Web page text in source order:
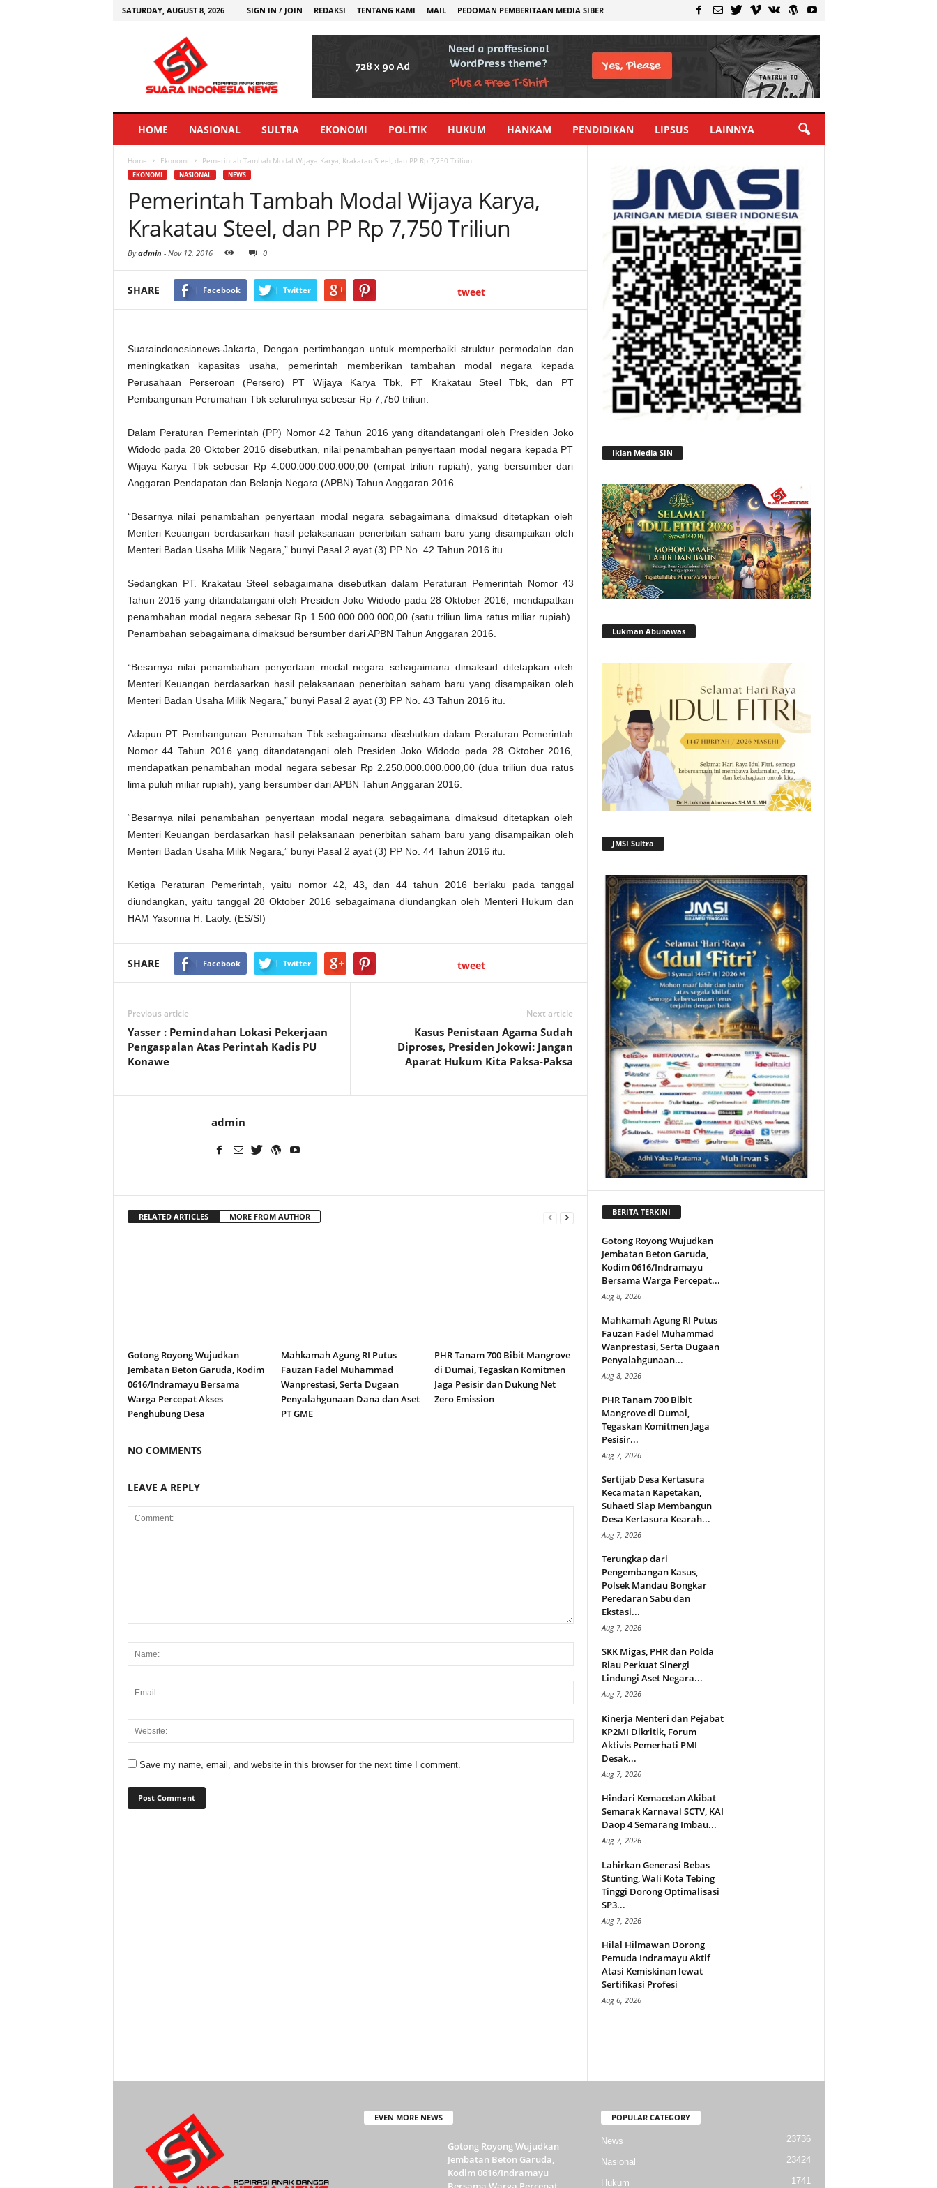
SATURDAY, AUGUST 8, 2026 SIGN IN / JOIN REDAKSI TENTANG KAMI MAIL PEDOMAN PEMBERITAAN MEDIA SIBER
HOME NASIONAL SULTRA EKONOMI POLITIK HUKUM HANKAM PENDIDIKAN LIPSUS LAINNYA
Home Ekonomi Pemerintah Tambah Modal Wijaya Karya, Krakatau Steel, dan PP Rp 7,750 Triliun
EKONOMI NASIONAL NEWS
Pemerintah Tambah Modal Wijaya Karya,
Krakatau Steel, dan PP Rp 7,750 Triliun
Byadmin - Nov 12, 2016 0
SHARE Facebook Twitter tweet
Suaraindonesianews-Jakarta, Dengan pertimbangan untuk memperbaiki struktur permodalan dan
meningkatkan kapasitas usaha, pemerintah memberikan tambahan modal negara kepada
Perusahaan Perseroan (Persero) PT Wijaya Karya Tbk, PT Krakatau Steel Tbk, dan PT
Pembangunan Perumahan Tbk seluruhnya sebesar Rp 7,750 triliun.
Dalam Peraturan Pemerintah (PP) Nomor 42 Tahun 2016 yang ditandatangani oleh Presiden Joko
Widodo pada 28 Oktober 2016 disebutkan, nilai penambahan penyertaan modal negara kepada PT
Wijaya Karya Tbk sebesar Rp 4.000.000.000.000,00 (empat triliun rupiah), yang bersumber dari
Anggaran Pendapatan dan Belanja Negara (APBN) Tahun Anggaran 2016.
“Besarnya nilai penambahan penyertaan modal negara sebagaimana dimaksud ditetapkan oleh
Menteri Keuangan berdasarkan hasil pelaksanaan penerbitan saham baru yang disampaikan oleh
Menteri Badan Usaha Milik Negara,” bunyi Pasal 2 ayat (3) PP No. 42 Tahun 2016 itu.
Sedangkan PT. Krakatau Steel sebagaimana disebutkan dalam Peraturan Pemerintah Nomor 43
Tahun 2016 yang ditandatangani oleh Presiden Joko Widodo pada 28 Oktober 2016, mendapatkan
penambahan modal negara sebesar Rp 1.500.000.000.000,00 (satu triliun lima ratus miliar rupiah).
Penambahan sebagaimana dimaksud bersumber dari APBN Tahun Anggaran 2016.
“Besarnya nilai penambahan penyertaan modal negara sebagaimana dimaksud ditetapkan oleh
Menteri Keuangan berdasarkan hasil pelaksanaan penerbitan saham baru yang disampaikan oleh
Menteri Badan Usaha Milik Negara,” bunyi Pasal 2 ayat (3) PP No. 43 Tahun 2016 itu.
Adapun PT Pembangunan Perumahan Tbk sebagaimana disebutkan dalam Peraturan Pemerintah
Nomor 44 Tahun 2016 yang ditandatangani oleh Presiden Joko Widodo pada 28 Oktober 2016,
mendapatkan penambahan modal negara sebesar Rp 2.250.000.000.000,00 (dua triliun dua ratus
lima puluh miliar rupiah), yang bersumber dari APBN Tahun Anggaran 2016.
“Besarnya nilai penambahan penyertaan modal negara sebagaimana dimaksud ditetapkan oleh
Menteri Keuangan berdasarkan hasil pelaksanaan penerbitan saham baru yang disampaikan oleh
Menteri Badan Usaha Milik Negara,” bunyi Pasal 2 ayat (3) PP No. 44 Tahun 2016 itu.
Ketiga Peraturan Pemerintah, yaitu nomor 42, 43, dan 44 tahun 2016 berlaku pada tanggal
diundangkan, yaitu tanggal 28 Oktober 2016 sebagaimana diundangkan oleh Menteri Hukum dan
HAM Yasonna H. Laoly. (ES/SI)
SHARE Facebook Twitter tweet
Previous article
Yasser : Pemindahan Lokasi Pekerjaan
Pengaspalan Atas Perintah Kadis PU
Konawe
Next article
Kasus Penistaan Agama Sudah
Diproses, Presiden Jokowi: Jangan
Aparat Hukum Kita Paksa-Paksa
admin
RELATED ARTICLES MORE FROM AUTHOR
Gotong Royong Wujudkan
Jembatan Beton Garuda, Kodim
0616/Indramayu Bersama
Warga Percepat Akses
Penghubung Desa
Mahkamah Agung RI Putus
Fauzan Fadel Muhammad
Wanprestasi, Serta Dugaan
Penyalahgunaan Dana dan Aset
PT GME
PHR Tanam 700 Bibit Mangrove
di Dumai, Tegaskan Komitmen
Jaga Pesisir dan Dukung Net
Zero Emission
NO COMMENTS
LEAVE A REPLY
Save my name, email, and website in this browser for the next time I comment.
Iklan Media SIN
Lukman Abunawas
JMSI Sultra
BERITA TERKINI
Gotong Royong Wujudkan
Jembatan Beton Garuda,
Kodim 0616/Indramayu
Bersama Warga Percepat...
Aug 8, 2026
Mahkamah Agung RI Putus
Fauzan Fadel Muhammad
Wanprestasi, Serta Dugaan
Penyalahgunaan...
Aug 8, 2026
PHR Tanam 700 Bibit
Mangrove di Dumai,
Tegaskan Komitmen Jaga
Pesisir...
Aug 7, 2026
Sertijab Desa Kertasura
Kecamatan Kapetakan,
Suhaeti Siap Membangun
Desa Kertasura Kearah...
Aug 7, 2026
Terungkap dari
Pengembangan Kasus,
Polsek Mandau Bongkar
Peredaran Sabu dan
Ekstasi...
Aug 7, 2026
SKK Migas, PHR dan Polda
Riau Perkuat Sinergi
Lindungi Aset Negara...
Aug 7, 2026
Kinerja Menteri dan Pejabat
KP2MI Dikritik, Forum
Aktivis Pemerhati PMI
Desak...
Aug 7, 2026
Hindari Kemacetan Akibat
Semarak Karnaval SCTV, KAI
Daop 4 Semarang Imbau...
Aug 7, 2026
Lahirkan Generasi Bebas
Stunting, Wali Kota Tebing
Tinggi Dorong Optimalisasi
SP3...
Aug 7, 2026
Hilal Hilmawan Dorong
Pemuda Indramayu Aktif
Atasi Kemiskinan lewat
Sertifikasi Profesi
Aug 6, 2026
EVEN MORE NEWS
Gotong Royong Wujudkan
Jembatan Beton Garuda,
Kodim 0616/Indramayu
POPULAR CATEGORY
News 23736
Nasional 23424
Hukum 1741